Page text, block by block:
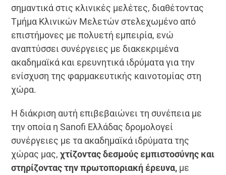
σημαντικά στις κλινικές μελέτες, διαθέτοντας
Τμήμα Κλινικών Μελετών στελεχωμένο από
επιστήμονες με πολυετή εμπειρία, ενώ
αναπτύσσει συνέργειες με διακεκριμένα
ακαδημαϊκά και ερευνητικά ιδρύματα για την
ενίσχυση της φαρμακευτικής καινοτομίας στη
χώρα.
Η διάκριση αυτή επιβεβαιώνει τη συνέπεια με
την οποία η Sanofi Ελλάδας δρομολογεί
συνέργειες με τα ακαδημαϊκά ιδρύματα της
χώρας μας, χτίζοντας δεσμούς εμπιστοσύνης και
στηρίζοντας την πρωτοποριακή έρευνα, με